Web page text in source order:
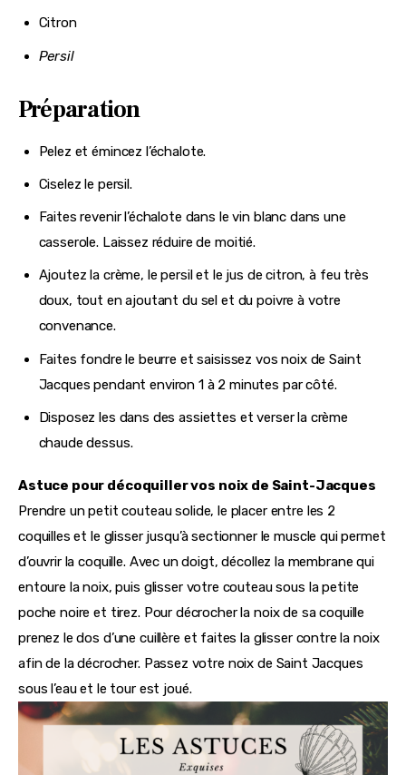
Citron
Persil
Préparation
Pelez et émincez l’échalote.
Ciselez le persil.
Faites revenir l’échalote dans le vin blanc dans une
casserole. Laissez réduire de moitié.
Ajoutez la crème, le persil et le jus de citron, à feu très
doux, tout en ajoutant du sel et du poivre à votre
convenance.
Faites fondre le beurre et saisissez vos noix de Saint
Jacques pendant environ 1 à 2 minutes par côté.
Disposez les dans des assiettes et verser la crème
chaude dessus.
Astuce pour décoquiller vos noix de Saint-Jacques
Prendre un petit couteau solide, le placer entre les 2
coquilles et le glisser jusqu’à sectionner le muscle qui permet
d’ouvrir la coquille. Avec un doigt, décollez la membrane qui
entoure la noix, puis glisser votre couteau sous la petite
poche noire et tirez. Pour décrocher la noix de sa coquille
prenez le dos d’une cuillère et faites la glisser contre la noix
afin de la décrocher. Passez votre noix de Saint Jacques
sous l’eau et le tour est joué.